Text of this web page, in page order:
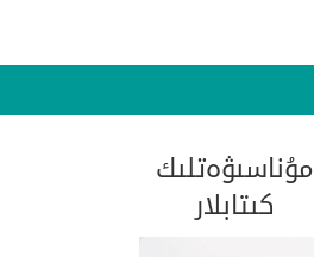
مۇناسىۋەتلىك
كىتابلار